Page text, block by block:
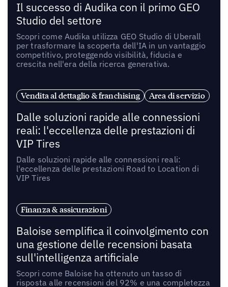
Il successo di Audika con il primo GEO
Studio del settore
Scopri come Audika utilizza GEO Studio di Uberall
per trasformare la scoperta dell'IA in un vantaggio
competitivo, proteggendo visibilità, fiducia e
crescita nell'era della ricerca generativa.
Vendita al dettaglio & franchising Area di servizio
Dalle soluzioni rapide alle connessioni
reali: l'eccellenza delle prestazioni di
VIP Tires
Dalle soluzioni rapide alle connessioni reali:
l'eccellenza delle prestazioni Road to Location di
VIP Tires
Finanza & assicurazioni
Baloise semplifica il coinvolgimento con
una gestione delle recensioni basata
sull'intelligenza artificiale
Scopri come Baloise ha ottenuto un tasso di
risposta alle recensioni del 92% e una completezza